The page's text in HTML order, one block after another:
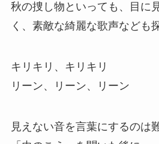
秋の捜し物といっても、目に
く、素敵な綺麗な歌声なども
キリキリ、キリキリ
リーン、リーン、リーン
見えない音を言葉にするのは